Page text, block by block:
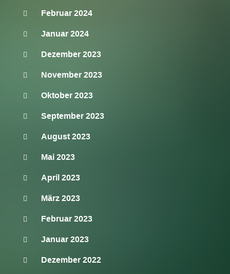
Februar 2024
Januar 2024
Dezember 2023
November 2023
Oktober 2023
September 2023
August 2023
Mai 2023
April 2023
März 2023
Februar 2023
Januar 2023
Dezember 2022